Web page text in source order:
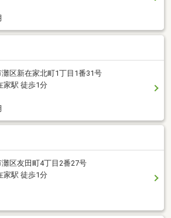
区新在家北町1丁目1番31号
家駅 徒歩1分
区友田町4丁目2番27号
家駅 徒歩1分